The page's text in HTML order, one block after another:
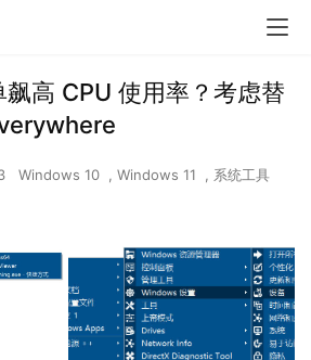
飙高 CPU 使用率？考虑替
Windows 10 , Windows 11 , 系统工具